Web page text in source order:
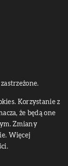
Korzystanie z
że będą one
Zmiany
Więcej
.